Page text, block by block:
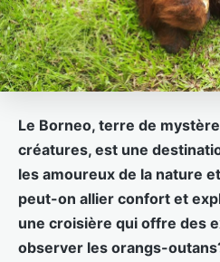
Le Borneo, terre de
créatures, est une
les amoureux de la nature
peut-on allier confort et
une croisière qui offre des
observer les orangs-